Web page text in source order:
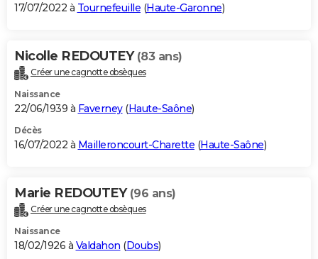
17/07/2022 à Tournefeuille (Haute-Garonne)
Nicolle REDOUTEY (83 ans)
Créer une cagnotte obsèques
Naissance
22/06/1939 à Faverney(Haute-Saône)
Décès
16/07/2022 à Mailleroncourt-Charette (Haute-Saône)
Marie REDOUTEY (96 ans)
Créer une cagnotte obsèques
Naissance
18/02/1926 à Valdahon (Doubs)